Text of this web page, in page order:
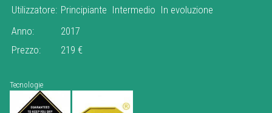
Utilizzatore: Principiante Intermedio In evoluzione
Anno:
2017
Prezzo:
219 €
Tecnologie